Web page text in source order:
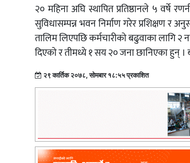
२० महिना अघि स्थापित प्रतिष्ठानले ५ वर्षे
सुविधासम्पन्न भवन निर्माण गरेर प्रशिक्षण र
तालिम लिएपछि कर्मचारीको बढुवाका लागि
दिएको र तीमध्ये १ सय २० जना छानिएका हुन् ।
२९ कार्तिक २०७८, सोमबार १८:५५ प्रकाशित